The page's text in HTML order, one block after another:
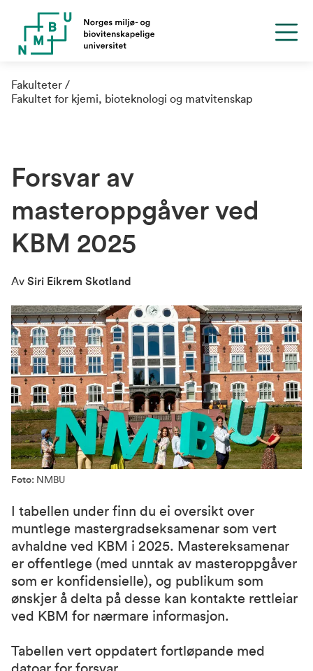
Fakulteter
Fakultet for kjemi, bioteknologi og matvitenskap
Forsvar av
masteroppgåver ved
KBM 2025
Av Siri Eikrem Skotland
Foto: NMBU
I tabellen under finn du ei oversikt over
muntlege mastergradseksamenar som vert
avhaldne ved KBM i 2025. Mastereksamenar
er offentlege (med unntak av masteroppgåver
som er konfidensielle), og publikum som
ønskjer å delta på desse kan kontakte rettleiar
ved KBM for nærmare informasjon.
Tabellen vert oppdatert fortløpande med